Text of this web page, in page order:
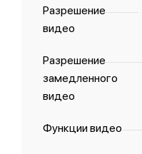
Разрешение
видео
Разрешение
замедленного
видео
Функции видео